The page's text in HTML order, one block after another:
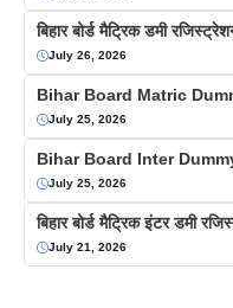
बिहार बोर्ड मैट्रिक डमी
July 26, 2026
Bihar Board Matric
July 25, 2026
Bihar Board Inter
July 25, 2026
बिहार बोर्ड मैट्रिक इंटर डमी
July 21, 2026